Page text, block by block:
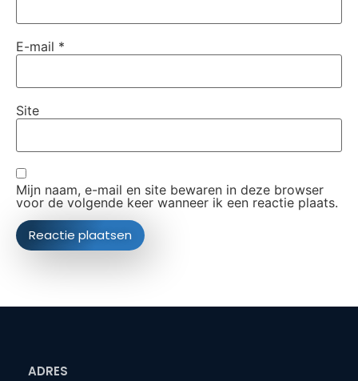
E-mail *
Site
Mijn naam, e-mail en site bewaren in deze browser
voor de volgende keer wanneer ik een reactie plaats.
ADRES